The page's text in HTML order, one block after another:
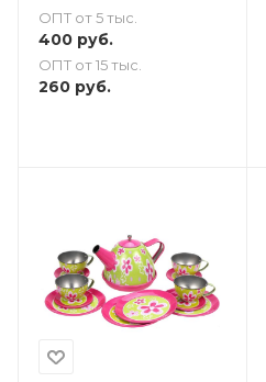
ОПТ от 5 тыс.
400 руб.
ОПТ от 15 тыс.
260 руб.